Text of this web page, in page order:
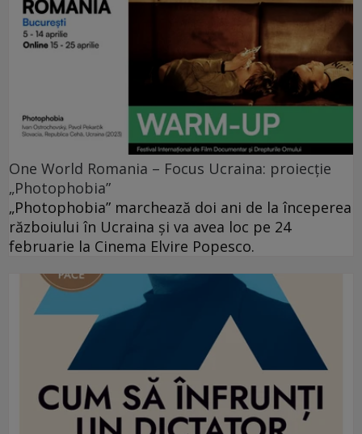
One World Romania – Focus Ucraina: proiecție
„Photophobia”
„Photophobia” marchează doi ani de la începerea
războiului în Ucraina și va avea loc pe 24
februarie la Cinema Elvire Popesco.